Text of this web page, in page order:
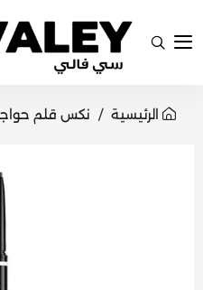
سي فالي
الرئيسية نكس قلم حواجب